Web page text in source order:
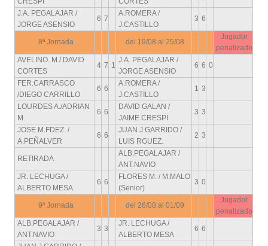
J.A. PEGALAJAR /
JORGE ASENSIO
6 7
A.ROMERA /
J.CASTILLO
3 6
8ª Jornada del 19/08 al 25/08
Jugador
penalizado
AVELINO. M / DAVID
CORTES
4 7 1
J.A. PEGALAJAR /
JORGE ASENSIO
6 6 0
FER.CARRASCO
/DIEGO CARRILLO
6 6
A.ROMERA /
J.CASTILLO
1 3
LOURDES A./ADRIAN
M.
6 6
DAVID GALAN /
JAIME CRESPI
3 3
JOSE M.FDEZ. /
A.PEÑALVER
6 6
JUAN J.GARRIDO /
LUIS RGUEZ.
2 3
RETIRADA
ALB.PEGALAJAR /
ANT.NAVIO
JR. LECHUGA /
ALBERTO MESA
6 6
FLORES M. / M.MALO
(Senior)
3 0
9ª Jornada del 26/08 al 01/09
Jugador
penalizado
ALB.PEGALAJAR /
ANT.NAVIO
3 3
JR. LECHUGA /
ALBERTO MESA
6 6